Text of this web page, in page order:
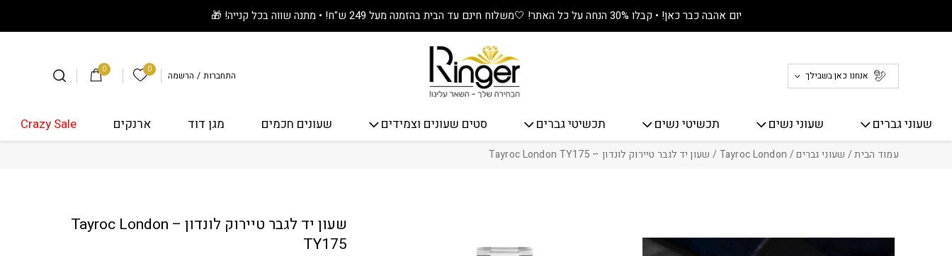
יום אהבה כבר כאן! • קבלו 30% הנחה על כל האתר! 🤍 משלוח חינם עד הבית בהזמנה מעל 249 ש"ח! • מתנה שווה בכל קנייה! 🎁
אנחנו כאן בשבילך 0 0 הרשימה שלי התחברות / הרשמה
שעוני גברים שעוני נשים תכשיטי נשים תכשיטי גברים סטים שעונים וצמידים שעונים חכמים מגן דוד ארנקים Crazy Sale
עמוד הבית/ שעוני גברים/
Tayroc London/ שעון יד לגבר טיירוק לונדון – Tayroc London TY175
שעון יד לגבר טיירוק לונדון – Tayroc London
TY175